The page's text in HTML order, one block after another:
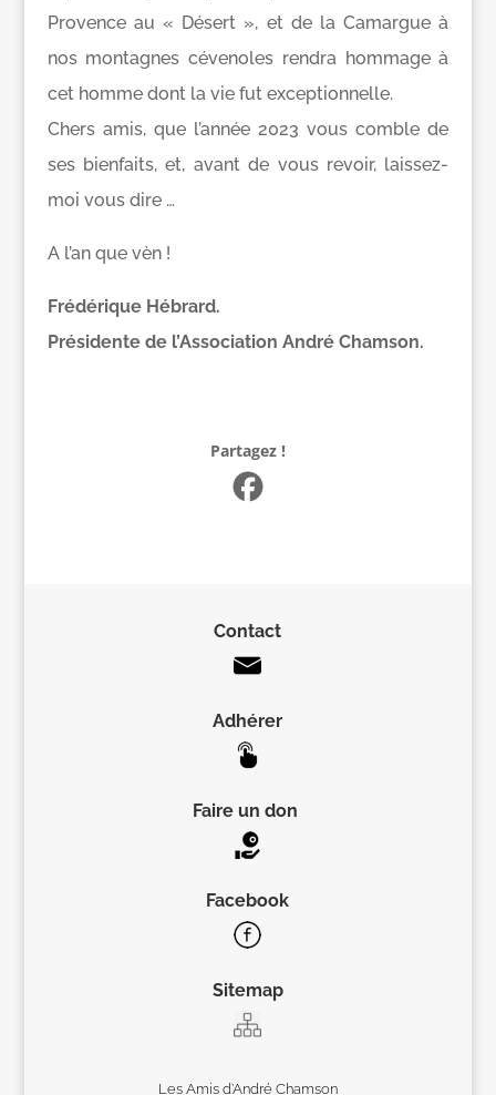
Provence au « Désert », et de la Camargue à
nos montagnes cévenoles rendra hommage à
cet homme dont la vie fut exceptionnelle.
Chers amis, que l’année 2023 vous comble de
ses bienfaits, et, avant de vous revoir, laissez-
moi vous dire …
A l’an que vèn !
Frédérique Hébrard.
Présidente de l’Association André Chamson.
Partagez !
Contact
Adhérer
Faire un don
Facebook
Sitemap
Les Amis d’André Chamson